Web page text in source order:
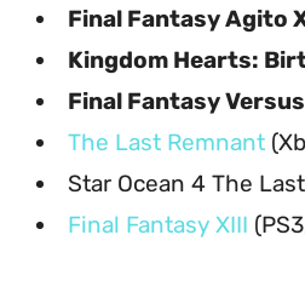
Final Fantasy Agito
Kingdom Hearts:
Final Fantasy
The Last Remnant
Star Ocean 4 The
Final Fantasy XIII